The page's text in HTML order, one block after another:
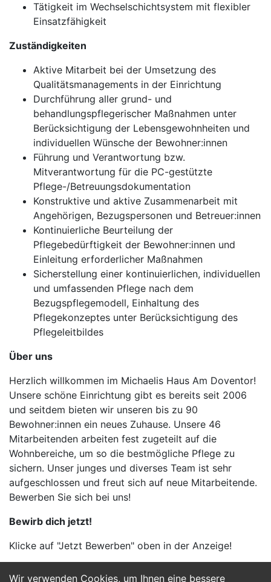
Wir verwenden Cookies, um Ihnen eine bessere
Tätigkeit im Wechselschichtsystem mit flexibler
Einsatzfähigkeit
Zuständigkeiten
Aktive Mitarbeit bei der Umsetzung des
Qualitätsmanagements in der Einrichtung
Durchführung aller grund- und
behandlungspflegerischer Maßnahmen unter
Berücksichtigung der Lebensgewohnheiten und
individuellen Wünsche der Bewohner:innen
Führung und Verantwortung bzw.
Mitverantwortung für die PC-gestützte
Pflege-/Betreuungsdokumentation
Konstruktive und aktive Zusammenarbeit mit
Angehörigen, Bezugspersonen und Betreuer:innen
Kontinuierliche Beurteilung der
Pflegebedürftigkeit der Bewohner:innen und
Einleitung erforderlicher Maßnahmen
Sicherstellung einer kontinuierlichen, individuellen
und umfassenden Pflege nach dem
Bezugspflegemodell, Einhaltung des
Pflegekonzeptes unter Berücksichtigung des
Pflegeleitbildes
Über uns
Herzlich willkommen im Michaelis Haus Am Doventor!
Unsere schöne Einrichtung gibt es bereits seit 2006
und seitdem bieten wir unseren bis zu 90
Bewohner:innen ein neues Zuhause. Unsere 46
Mitarbeitenden arbeiten fest zugeteilt auf die
Wohnbereiche, um so die bestmögliche Pflege zu
sichern. Unser junges und diverses Team ist sehr
aufgeschlossen und freut sich auf neue Mitarbeitende.
Bewerben Sie sich bei uns!
Bewirb dich jetzt!
Klicke auf "Jetzt Bewerben" oben in der Anzeige!